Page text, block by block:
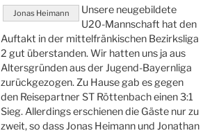
Jonas Heimann
Unsere neugebildete
U20-Mannschaft hat den
Auftakt in der mittelfränkischen Bezirksliga
2 gut überstanden. Wir hatten uns ja aus
Altersgründen aus der Jugend-Bayernliga
zurückgezogen. Zu Hause gab es gegen
den Reisepartner ST Röttenbach einen 3:1
Sieg. Allerdings erschienen die Gäste nur zu
zweit, so dass Jonas Heimann und Jonathan